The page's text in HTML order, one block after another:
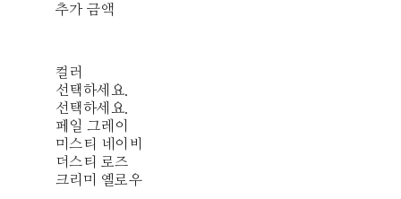
추가 금액
컬러
선택하세요.
선택하세요.
페일 그레이
미스티 네이비
더스티 로즈
크리미 옐로우